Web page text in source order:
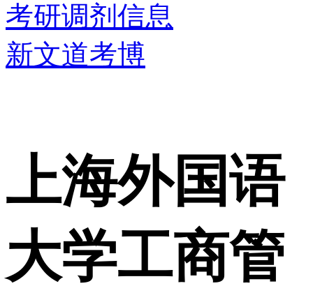
考研调剂信息
新文道考博
上海外国语
大学工商管